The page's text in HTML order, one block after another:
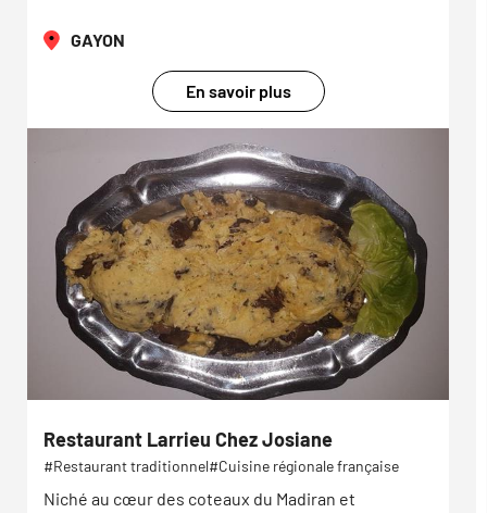
GAYON
En savoir plus
Restaurant Larrieu Chez Josiane
Restaurant traditionnel Cuisine régionale française
Niché au cœur des coteaux du Madiran et